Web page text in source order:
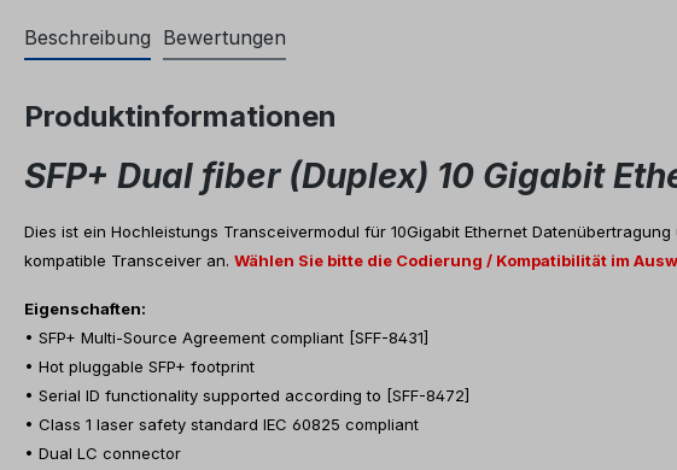
Beschreibung Bewertungen
Produktinformationen
SFP+ Dual fiber (Duplex) 10 Gigabit
Dies ist ein Hochleistungs Transceivermodul für 10Gigabit Ethernet
kompatible Transceiver an. Wählen Sie bitte die Codierung / Kompatibilität im
Eigenschaften:
• SFP+ Multi-Source Agreement compliant [SFF-8431]
• Hot pluggable SFP+ footprint
• Serial ID functionality supported according to [SFF-8472]
• Class 1 laser safety standard IEC 60825 compliant
• Dual LC connector